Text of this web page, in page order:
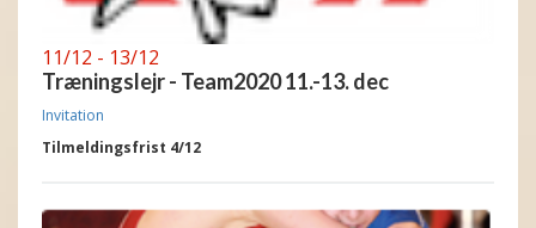
11/12 - 13/12
Træningslejr - Team2020 11.-13. dec
Invitation
Tilmeldingsfrist 4/12